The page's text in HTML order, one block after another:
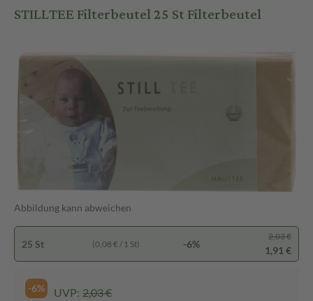
STILLTEE Filterbeutel 25 St Filterbeutel
Abbildung kann abweichen
25 St (0,08 € / 1 St) -6%
2,03 €
1,91 €
-6% UVP: 2,03 €